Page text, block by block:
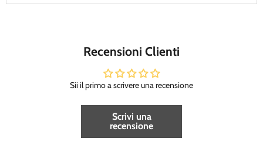
Recensioni Clienti
Sii il primo a scrivere una recensione
Scrivi una
recensione